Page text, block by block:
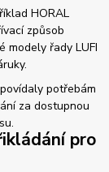
HORAL
způsob
modely řady LUFI
potřebám
za dostupnou
pro